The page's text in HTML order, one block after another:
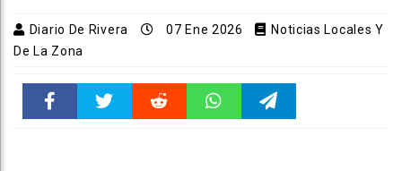
Diario De Rivera 07 Ene 2026
Noticias Locales Y
De La Zona